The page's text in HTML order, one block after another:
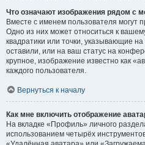
Что означают изображения рядом с
Вместе с именем пользователя могут
Одно из них может относиться к
квадратики или точки, указывающие
оставили, или на ваш статус на
крупное, изображение известно как
каждого пользователя.
Вернуться к началу
Как мне включить отображение
На вкладке «Профиль» личного
использованием четырёх